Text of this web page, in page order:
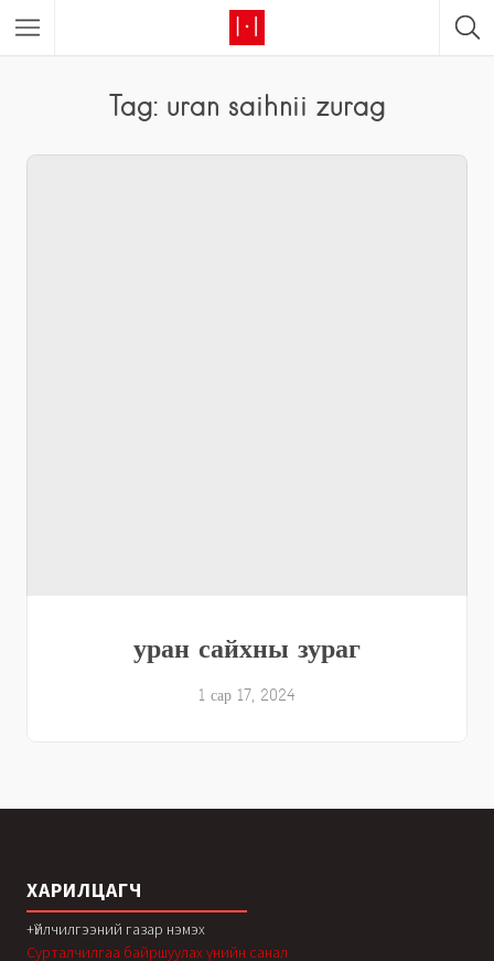
Tag: uran saihnii zurag
уран сайхны зураг
1 сар 17, 2024
ХАРИЛЦАГЧ
+Үйлчилгээний газар нэмэх
Сурталчилгаа байршуулах үнийн санал